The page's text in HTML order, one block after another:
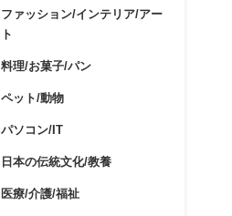
ファッション/インテリア/アー
ト
料理/お菓子/パン
ペット/動物
パソコン/IT
日本の伝統文化/教養
医療/介護/福祉